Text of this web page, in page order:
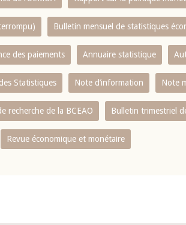
Bulletin mensuel de statistiques
des paiements Annuaire statistique
Statistiques Note d’information Note
recherche de la BCEAO Bulletin trimestriel
Revue économique et monétaire